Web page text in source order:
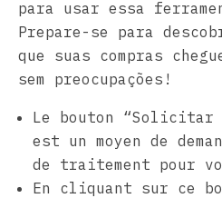
para usar essa
Prepare-se para
que suas compras
sem preocupações!
Le bouton “Solicitar
est un moyen de
de traitement pour
En cliquant sur ce